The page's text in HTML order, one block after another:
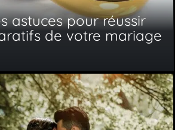
astuces pour réussir
de votre mariage